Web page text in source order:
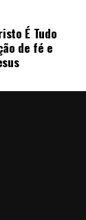
É Tudo
de fé e